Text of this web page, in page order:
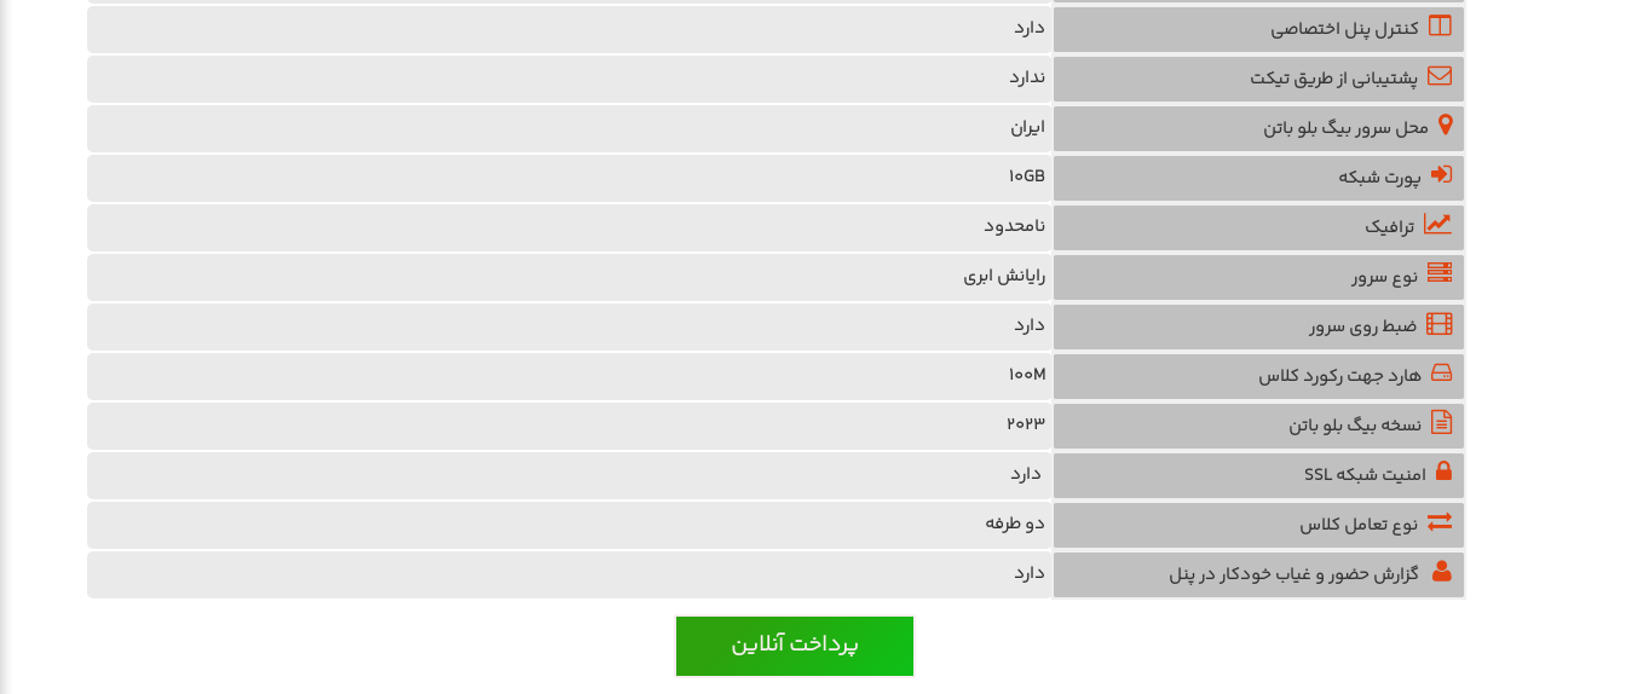
کنترل پنل اختصاصی
دارد
پشتیبانی از طریق تیکت
ندارد
محل سرور بیگ بلو باتن
ایران
پورت شبکه
10GB
ترافیک
نامحدود
نوع سرور
رایانش ابری
ضبط روی سرور
دارد
هارد جهت رکورد کلاس
100M
نسخه بیگ بلو باتن
2023
امنیت شبکه SSL
دارد
نوع تعامل کلاس
دو طرفه
گزارش حضور و غیاب خودکار در پنل
دارد
پرداخت آنلاین